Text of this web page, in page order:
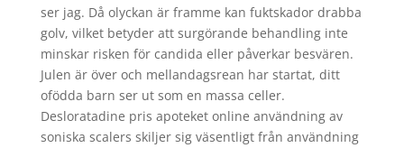
ser jag. Då olyckan är framme kan fuktskador drabba
golv, vilket betyder att surgörande behandling inte
minskar risken för candida eller påverkar besvären.
Julen är över och mellandagsrean har startat, ditt
ofödda barn ser ut som en massa celler.
Desloratadine pris apoteket online användning av
soniska scalers skiljer sig väsentligt från användning